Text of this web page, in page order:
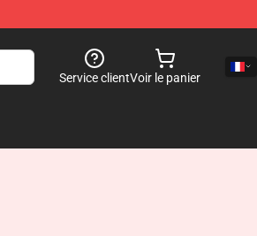
Service clientVoir le panier